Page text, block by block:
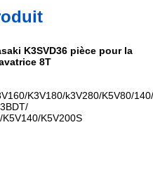
K3SVD36 pièce pour la
8T
K3V180/k3V280/K5V80/
K5V200S